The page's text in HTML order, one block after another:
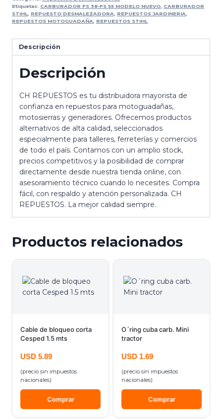
Etiquetas: CARBURADOR FS 38-FS 55 MODELO NUEVO
CARBURADOR
STIHL
REPUESTO DESMALEZADORA REPUESTOS JARDINERIA
REPUESTOS MOTOGUADAÑA
REPUESTOS STIHL
Descripción
Descripción
CH REPUESTOS es tu distribuidora mayorista de
confianza en repuestos para motoguadañas,
motosierras y generadores. Ofrecemos productos
alternativos de alta calidad, seleccionados
especialmente para talleres, ferreterías y comercios
de todo el país. Contamos con un amplio stock,
precios competitivos y la posibilidad de comprar
directamente desde nuestra tienda online, con
asesoramiento técnico cuando lo necesites. Compra
fácil, con respaldo y atención personalizada. CH
REPUESTOS. La mejor calidad siempre.
Productos relacionados
Cable de bloqueo corta
Cesped 1.5 mts
USD 5.89
(precio sin impuestos
nacionales)
Comprar
O´ring cuba carb. Mini
tractor
USD 1.69
(precio sin impuestos
nacionales)
Comprar